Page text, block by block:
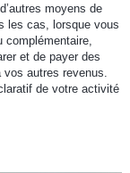
moyens de
les cas, lorsque vous
complémentaire,
et de payer des
autres revenus.
de votre activité